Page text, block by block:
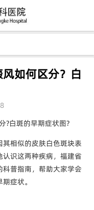
如何区分？白
?白斑的早期症状图?
相似的皮肤白色斑块表
识这两种疾病，福建省
普指南，帮助大家学会
症状。